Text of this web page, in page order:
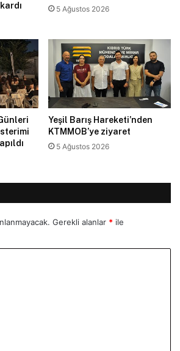
5 Ağustos 2026
Yeşil Barış Hareketi’nden
KTMMOB’ye ziyaret
5 Ağustos 2026
Gerekli alanlar * ile